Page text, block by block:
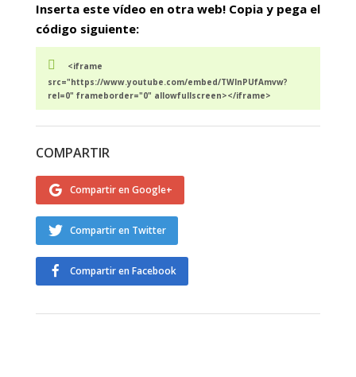
Inserta este vídeo en otra web! Copia y pega el
código siguiente:
<iframe
src="https://www.youtube.com/embed/TWInPUfAmvw?
rel=0" frameborder="0" allowfullscreen></iframe>
COMPARTIR
Compartir en Google+
Compartir en Twitter
Compartir en Facebook